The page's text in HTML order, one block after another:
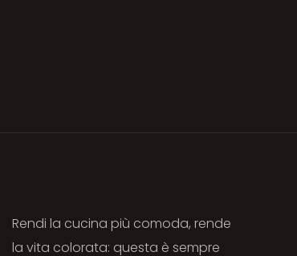
Rendi la cucina più comoda, rende
la vita colorata: questa è sempre